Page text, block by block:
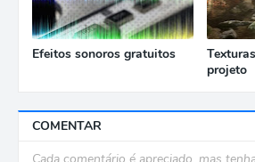
Efeitos sonoros gratuitos
projeto
COMENTAR